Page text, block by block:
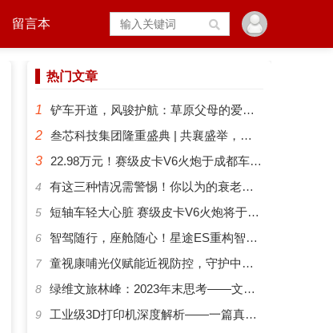
留言本
热门文章
1
铲车开道，风骏护航：草原父母的爱有多硬核？
2 叁芯科技集团隆重盛典 | 共襄盛举，筑梦未来
3
22.98万元！赛级皮卡V6火炮于成都车展正式预售
4 ​有这三种情况需警惕！你以为的衰老可能是“大脑预警”
5 短轴车轻大心脏 赛级皮卡V6火炮将于成都车展开启预售
6 智驾随行，座舱随心！星途ES重构智能化出行新体验
7 ​童视康哺光仪赋能近视防控，守护中国孩子的清晰视界
8 绿维文旅林峰：2023年末思考——文旅新势力与文旅新时代
9 工业级3D打印机深度解析——一篇真正能帮你选对机器的指南